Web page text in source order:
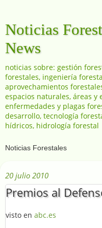
Noticias
News
noticias sobre: gestión
forestales, ingeniería
aprovechamientos
espacios naturales, áreas y
enfermedades y plagas
desarrollo, tecnología
hídricos, hidrología forestal
20 julio 2010
Premios al
visto en abc.es